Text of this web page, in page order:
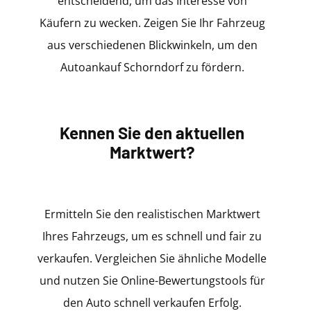
Käufern zu wecken. Zeigen Sie Ihr Fahrzeug
aus verschiedenen Blickwinkeln, um den
Autoankauf Schorndorf zu fördern.
Kennen Sie den aktuellen
Marktwert?
Ermitteln Sie den realistischen Marktwert
Ihres Fahrzeugs, um es schnell und fair zu
verkaufen. Vergleichen Sie ähnliche Modelle
und nutzen Sie Online-Bewertungstools für
den Auto schnell verkaufen Erfolg.